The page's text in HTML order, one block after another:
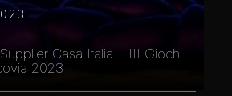
Casa Italia – III Giochi
2023